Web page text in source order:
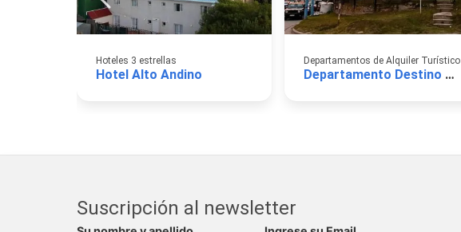
Hoteles 3 estrellas
Hotel Alto Andino
Departamentos de Alquiler Turístico
Departamento Destino Ushuaia
Suscripción al newsletter